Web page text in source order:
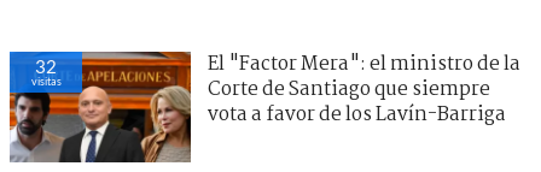
32
visitas
El "Factor Mera": el ministro de la
Corte de Santiago que siempre
vota a favor de los Lavín-Barriga